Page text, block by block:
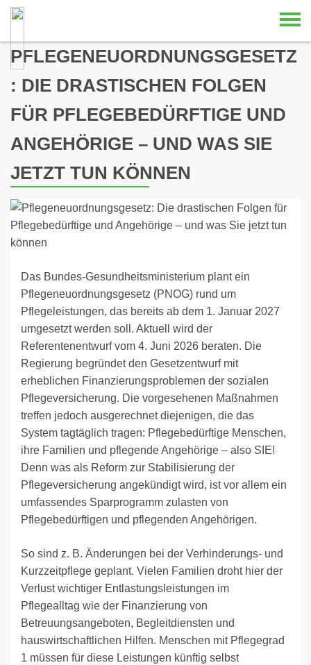
Skip to content
PFLEGENEUORDNUNGSGESETZ
: DIE DRASTISCHEN FOLGEN
FÜR PFLEGEBEDÜRFTIGE UND
ANGEHÖRIGE – UND WAS SIE
JETZT TUN KÖNNEN
Das Bundes-Gesundheitsministerium plant ein
Pflegeneuordnungsgesetz (PNOG) rund um
Pflegeleistungen, das bereits ab dem 1. Januar 2027
umgesetzt werden soll. Aktuell wird der
Referentenentwurf vom 4. Juni 2026 beraten. Die
Regierung begründet den Gesetzentwurf mit
erheblichen Finanzierungsproblemen der sozialen
Pflegeversicherung. Die vorgesehenen Maßnahmen
treffen jedoch ausgerechnet diejenigen, die das
System tagtäglich tragen: Pflegebedürftige Menschen,
ihre Familien und pflegende Angehörige – also SIE!
Denn was als Reform zur Stabilisierung der
Pflegeversicherung angekündigt wird, ist vor allem ein
umfassendes Sparprogramm zulasten von
Pflegebedürftigen und pflegenden Angehörigen.
So sind z. B. Änderungen bei der Verhinderungs- und
Kurzzeitpflege geplant. Vielen Familien droht hier der
Verlust wichtiger Entlastungsleistungen im
Pflegealltag wie der Finanzierung von
Betreuungsangeboten, Begleitdiensten und
hauswirtschaftlichen Hilfen. Menschen mit Pflegegrad
1 müssen für diese Leistungen künftig selbst